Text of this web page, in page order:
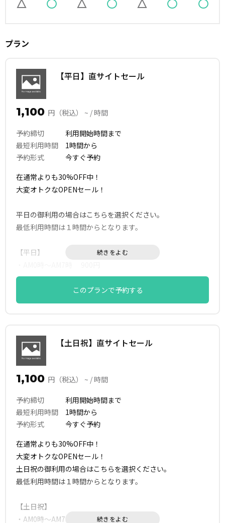
プラン
【平日】直サイトセール
1,100 円（税込） ~ / 時間
予約締切 利用開始時間まで
最短利用時間 1時間から
予約形式 今すぐ予約
在通常よりも30%OFF中！
大変オトクなOPENセール！
平日の御利用の場合はこちらを選択ください。
最低利用時間は１時間からとなります。
【平日】
・AM7時～PM12時 1,400円
・PM12時～PM18時 1,700円
・PM18時～PM24時 1,900円
1日前予約で100円(1H)引き実施中です！
【早割】
30日前予約で100円(1H)引き実施中です！
このプランで予約する
【土日祝】直サイトセール
1,100 円（税込） ~ / 時間
予約締切 利用開始時間まで
最短利用時間 1時間から
予約形式 今すぐ予約
在通常よりも30%OFF中！
大変オトクなOPENセール！
土日祝の御利用の場合はこちらを選択ください。
最低利用時間は１時間からとなります。
【土日祝】
・AM0時～AM7時 900円